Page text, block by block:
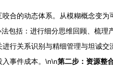
合的动态体系。从模糊概念变
包括：进行细分思维回顾、梳
行关系识别与精细管理与坦诚
事件成本。\n\n第二步：资源整